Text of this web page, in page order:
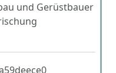
und Gerüstbauer